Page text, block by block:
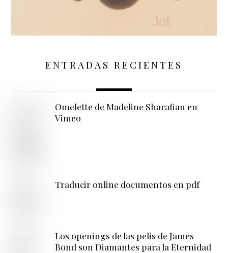
ENTRADAS RECIENTES
Omelette de Madeline Sharafian en
Vimeo
Traducir online documentos en pdf
Los openings de las pelis de James
Bond son Diamantes para la Eternidad